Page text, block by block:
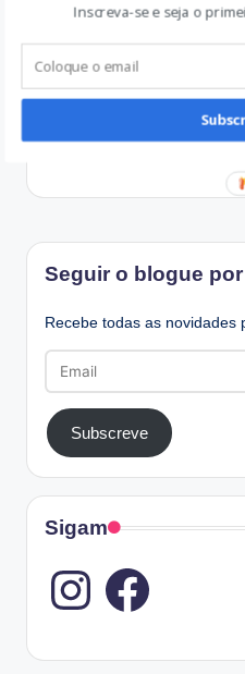
Seguir o blogue por
Recebe todas as novidades
Subscreve
Sigam
Instagram
Inscreva-se e seja o